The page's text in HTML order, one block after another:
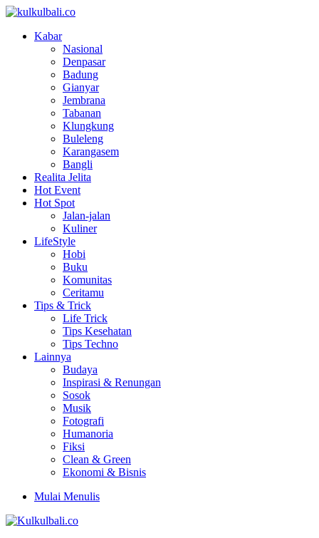
Kabar
Nasional
Denpasar
Badung
Gianyar
Jembrana
Tabanan
Klungkung
Buleleng
Karangasem
Bangli
Realita Jelita
Hot Event
Hot Spot
Jalan-jalan
Kuliner
LifeStyle
Hobi
Buku
Komunitas
Ceritamu
Tips & Trick
Life Trick
Tips Kesehatan
Tips Techno
Lainnya
Budaya
Inspirasi & Renungan
Sosok
Musik
Fotografi
Humanoria
Fiksi
Clean & Green
Ekonomi & Bisnis
Mulai Menulis